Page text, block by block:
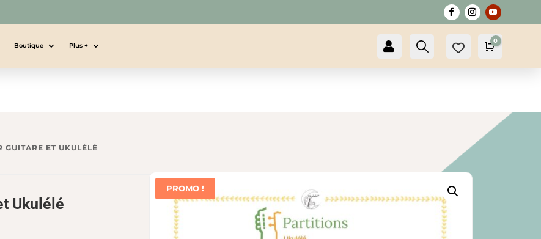
Boutique Plus +  Compte Recherche Panier
0
ET UKULÉLÉ
Ukulélé
PROMO !